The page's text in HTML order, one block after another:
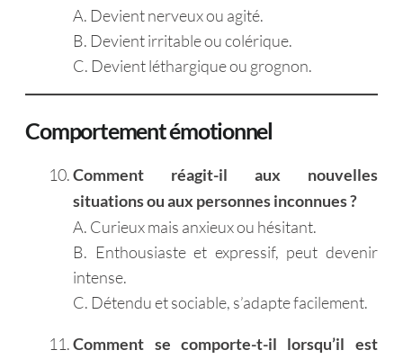
A. Devient nerveux ou agité.
B. Devient irritable ou colérique.
C. Devient léthargique ou grognon.
Comportement émotionnel
Comment réagit-il aux nouvelles
situations ou aux personnes inconnues ?
A. Curieux mais anxieux ou hésitant.
B. Enthousiaste et expressif, peut devenir
intense.
C. Détendu et sociable, s’adapte facilement.
Comment se comporte-t-il lorsqu’il est